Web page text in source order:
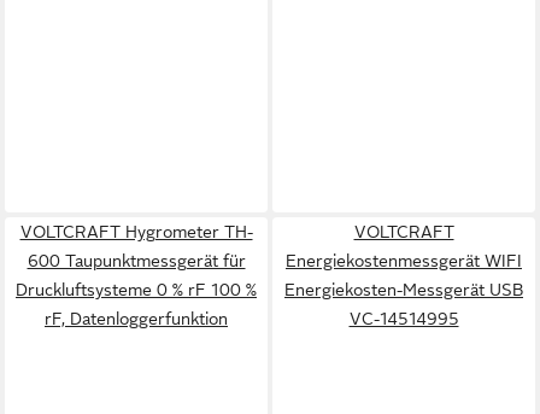
VOLTCRAFT Hygrometer TH-
600 Taupunktmessgerät für
Druckluftsysteme 0 % rF 100 %
rF, Datenloggerfunktion
VOLTCRAFT
Energiekostenmessgerät WIFI
Energiekosten-Messgerät USB
VC-14514995